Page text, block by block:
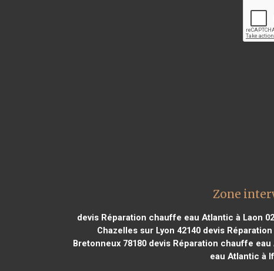
Zone
devis Réparation chauffe eau Atlantic à Laon
Chazelles sur Lyon 42140 devis
Bretonneux 78180 devis Réparation chauffe eau
eau Atlantic à